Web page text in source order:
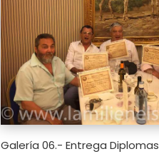
Galería 06.- Entrega Diplomas